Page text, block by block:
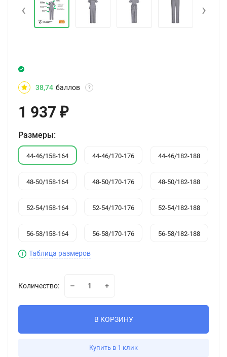
‹ ›
38,74 баллов ?
1 937 ₽
Размеры:
44-46/158-164 44-46/170-176 44-46/182-188
48-50/158-164 48-50/170-176 48-50/182-188
52-54/158-164 52-54/170-176 52-54/182-188
56-58/158-164 56-58/170-176 56-58/182-188
Таблица размеров
Количество:
В КОРЗИНУ
Купить в 1 клик